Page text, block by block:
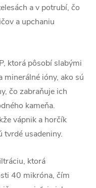
a v potrubí, čo
a upchaniu
ktorá pôsobí slabými
ióny, ako sú
čo zabraňuje ich
kameňa.
vápnik a horčík
tvrdé usadeniny.
ktorá
40 mikróna, čím